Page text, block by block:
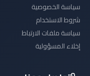
سياسة الخصوصية
شروط الاستخدام
سياسة ملفات الارتباط
إخلاء المسؤولية